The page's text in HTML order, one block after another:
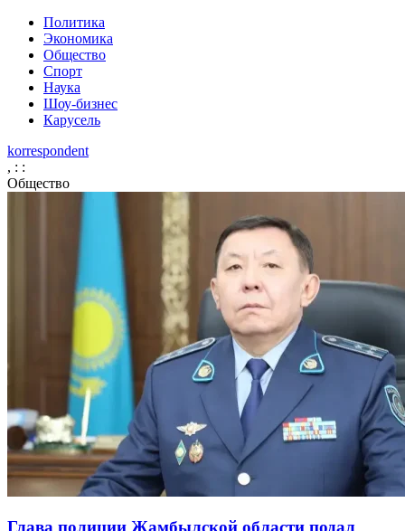
Политика
Экономика
Общество
Спорт
Наука
Шоу-бизнес
Карусель
korrespondent
, : :
Общество
Глава полиции Жамбылской области подал